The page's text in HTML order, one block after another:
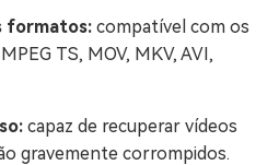
formatos: compatível com os
TS, MOV, MKV, AVI,
capaz de recuperar vídeos
gravemente corrompidos.